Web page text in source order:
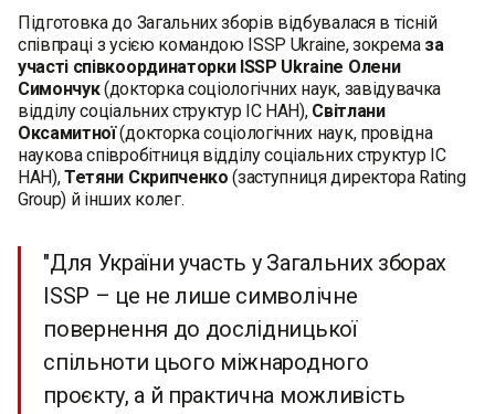
Підготовка до Загальних зборів відбувалася в тісній
співпраці з усією командою ISSP Ukraine, зокрема за
участі співкоординаторки ISSP Ukraine Олени
Симончук(докторка соціологічних наук, завідувачка
відділу соціальних структур ІС НАН), Світлани
Оксамитної(докторка соціологічних наук, провідна
наукова співробітниця відділу соціальних структур ІС
НАН),Тетяни Скрипченко (заступниця директора Rating
Group) й інших колег.
"Для України участь у Загальних зборах
ISSP – це не лише символічне
повернення до дослідницької
спільноти цього міжнародного
проєкту, а й практична можливість